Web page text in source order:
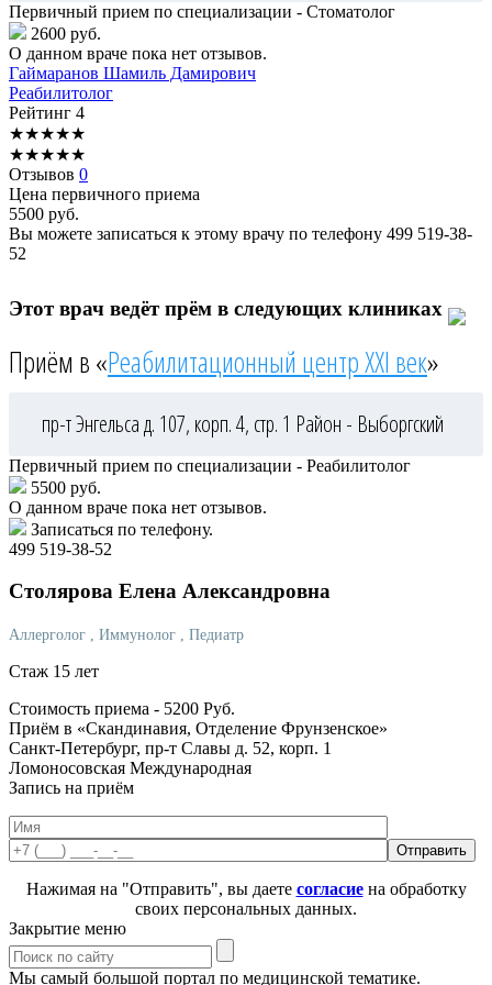
Первичный прием по специализации - Стоматолог
2600 руб.
О данном враче пока нет отзывов.
Гаймаранов Шамиль Дамирович
Реабилитолог
Рейтинг 4
★★★★★
★★★★★
Отзывов 0
Цена первичного приема
5500 руб.
Вы можете записаться к этому врачу по телефону 499 519-38-
52
Этот врач ведёт прём в следующих клиниках
Приём в «Реабилитационный центр XXI век»
пр-т Энгельса д. 107, корп. 4, стр. 1 Район - Выборгский
Первичный прием по специализации - Реабилитолог
5500 руб.
О данном враче пока нет отзывов.
Записаться по телефону.
499 519-38-52
Столярова Елена Александровна
Аллерголог , Иммунолог , Педиатр
Стаж 15 лет
Стоимость приема - 5200 Руб.
Приём в «Скандинавия, Отделение Фрунзенское»
Санкт-Петербург, пр-т Славы д. 52, корп. 1
Ломоносовская Международная
Запись на приём
Нажимая на "Отправить", вы даете согласиена обработку
своих персональных данных.
Закрытие меню
Мы самый большой портал по медицинской тематике.